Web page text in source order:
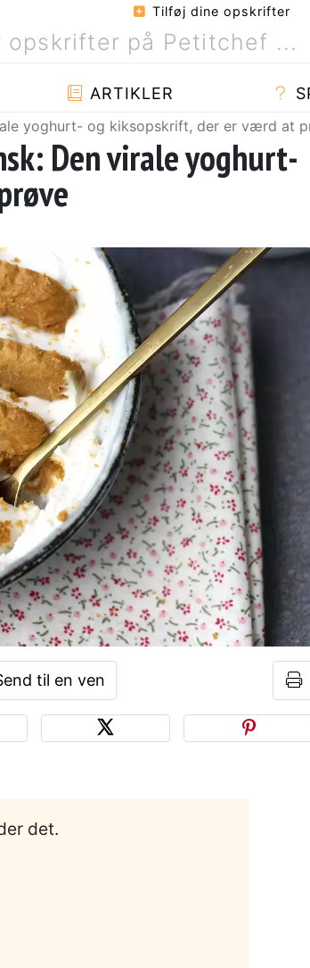
Tilføj dine opskrifter
ARTIKLER
yoghurt- og kiksopskrift, der er værd at
Den virale yoghurt-
til en ven
det.